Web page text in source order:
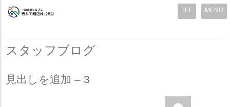
MENU
スタッフブログ
見出しを追加 – 3